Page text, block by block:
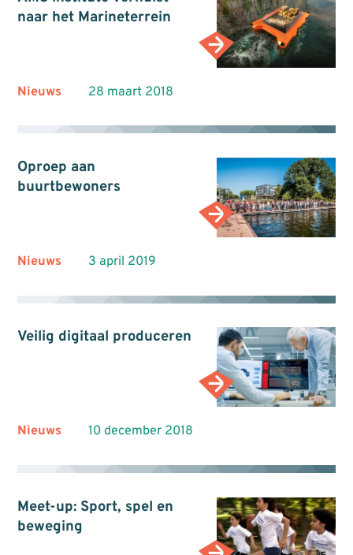
naar het Marineterrein
Nieuws 28 maart 2018
Oproep aan
buurtbewoners
Nieuws 3 april 2019
Veilig digitaal produceren
Nieuws 10 december 2018
Meet-up: Sport, spel en
beweging